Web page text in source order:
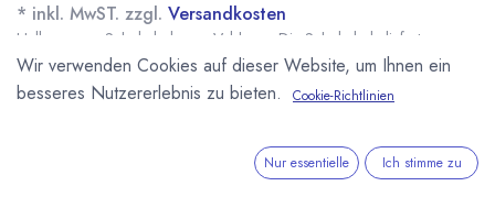
* inkl. MwST. zzgl. Versandkosten
Helle vegane Schokolade von Valrhona. Die Schokolade liefert
Geschmack und Konsistenz wie Milchschokolade, ist dabei aber zu
100% Vegan. Verarbeiten kann man die Kuvertüre wie eine ganz
sofort lieferbar 22,70€*
(45,40€/1 kg
Wir verwenden Cookies auf dieser Website, um Ihnen ein
besseres Nutzererlebnis zu bieten.
Cookie-Richtlinien
Nur essentielle Ich stimme zu